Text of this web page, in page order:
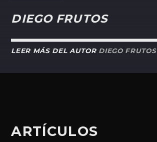
DIEGO FRUTOS
LEER MÁS DEL AUTOR DIEGO FRUTOS
ARTÍCULOS